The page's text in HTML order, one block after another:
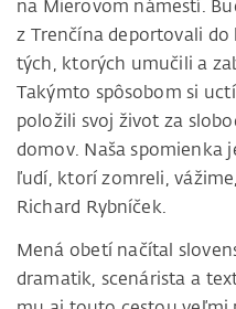
na Mierovom námestí.
z Trenčína deportovali
tých, ktorých umučili a
Takýmto spôsobom si
položili svoj život za
domov. Naša spomienka
ľudí, ktorí zomreli,
Richard Rybníček.
Mená obetí načítal
dramatik, scenárista a